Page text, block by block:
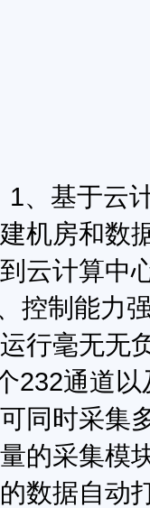
1、基于云
机房和数
云计算中
控制能力
行毫无无
232通道
同时采集
的采集模
数据自动